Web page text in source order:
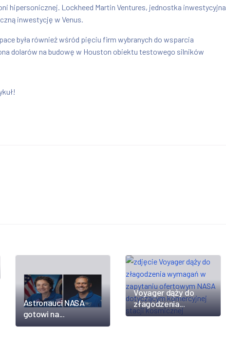
hipersonicznej. Lockheed Martin Ventures, jednostka inwestycyjna
inwestycję w Venus.
była również wśród pięciu firm wybranych do wsparcia
dolarów na budowę w Houston obiektu testowego silników
Astronauci NASA
gotowi na...
Voyager dąży do
złagodzenia...